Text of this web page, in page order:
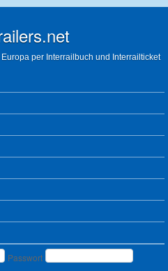
per Interrailbuch und Interrailticket
Passwort